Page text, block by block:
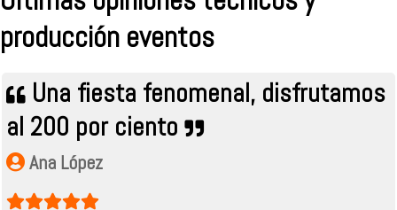
producción eventos
Una fiesta fenomenal, disfrutamos
al 200 por ciento
Ana López